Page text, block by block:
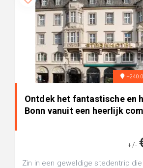
Ontdek het fantastische en
Bonn vanuit een heerlijk
+/-
Zin in een geweldige stedentrip